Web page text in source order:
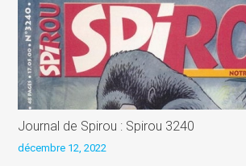
Journal de Spirou : Spirou 3240
décembre 12, 2022